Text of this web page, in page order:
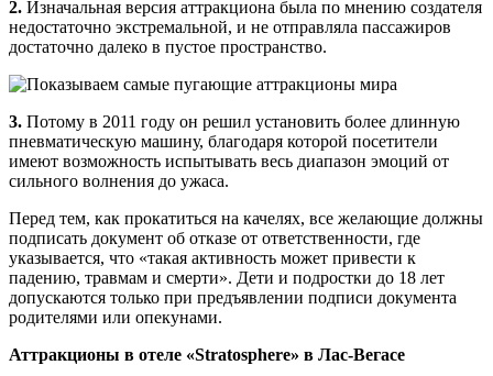
2. Изначальная версия аттракциона была по мнению создателя
недостаточно экстремальной, и не отправляла пассажиров
достаточно далеко в пустое пространство.
3. Потому в 2011 году он решил установить более длинную
пневматическую машину, благодаря которой посетители
имеют возможность испытывать весь диапазон эмоций от
сильного волнения до ужаса.
Перед тем, как прокатиться на качелях, все желающие должны
подписать документ об отказе от ответственности, где
указывается, что «такая активность может привести к
падению, травмам и смерти». Дети и подростки до 18 лет
допускаются только при предъявлении подписи документа
родителями или опекунами.
Аттракционы в отеле «Stratosphere» в Лас-Вегасе